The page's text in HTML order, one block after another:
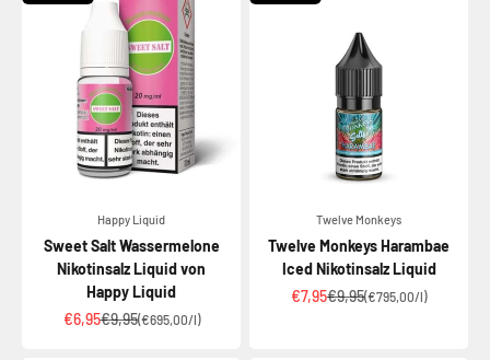
Happy Liquid
Sweet Salt Wassermelone
Nikotinsalz Liquid von
Happy Liquid
Angebot
€6,95Regulärer Preis
€9,95(€695,00/l)
Twelve Monkeys
Twelve Monkeys Harambae
Iced Nikotinsalz Liquid
Angebot
€7,95Regulärer Preis
€9,95(€795,00/l)